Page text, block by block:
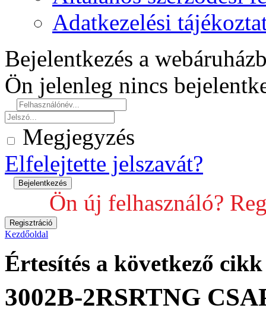
Adatkezelési
Bejelentkezés a
Ön jelenleg nincs
Megjegyzés
Elfelejtette jelszavát?
Ön új felhasználó?
Kezdőoldal
Értesítés a következő
3002B-2RSRTNG